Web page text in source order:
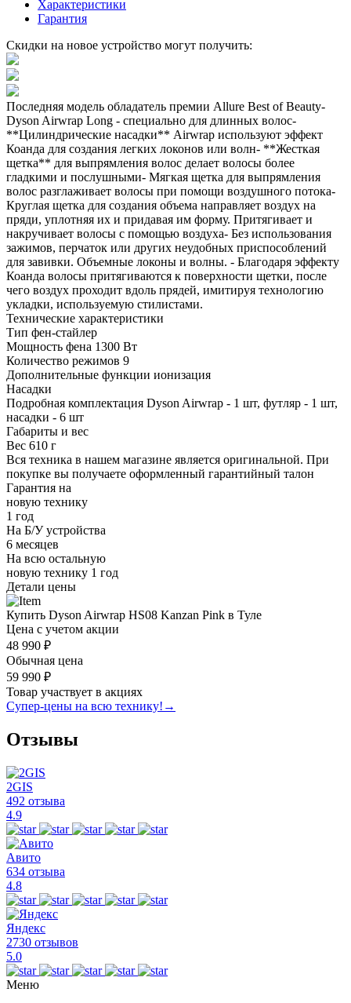
Характеристики
Гарантия
Скидки на новое устройство могут получить:
Последняя модель обладатель премии Allure Best of Beauty-
Dyson Airwrap Long - специально для длинных волос-
**Цилиндрические насадки** Airwrap используют эффект
Коанда для создания легких локонов или волн- **Жесткая
щетка** для выпрямления волос делает волосы более
гладкими и послушными- Мягкая щетка для выпрямления
волос разглаживает волосы при помощи воздушного потока-
Круглая щетка для создания объема направляет воздух на
пряди, уплотняя их и придавая им форму. Притягивает и
накручивает волосы с помощью воздуха- Без использования
зажимов, перчаток или других неудобных приспособлений
для завивки. Объемные локоны и волны. - Благодаря эффекту
Коанда волосы притягиваются к поверхности щетки, после
чего воздух проходит вдоль прядей, имитируя технологию
укладки, используемую стилистами.
Технические характеристики
Тип фен-стайлер
Мощность фена 1300 Вт
Количество режимов 9
Дополнительные функции ионизация
Насадки
Подробная комплектация Dyson Airwrap - 1 шт, футляр - 1 шт,
насадки - 6 шт
Габариты и вес
Вес 610 г
Вся техника в нашем магазине является оригинальной. При
покупке вы получаете оформленный гарантийный талон
Гарантия на
новую технику
1 год
На Б/У устройства
6 месяцев
На всю остальную
новую технику 1 год
Детали цены
Купить Dyson Airwrap HS08 Kanzan Pink в Туле
Цена с учетом акции
48 990 ₽
Обычная цена
59 990 ₽
Товар участвует в акциях
Супер-цены на всю технику! →
Отзывы
2GIS
492 отзыва
4.9
Авито
634 отзыва
4.8
Яндекс
2730 отзывов
5.0
Меню